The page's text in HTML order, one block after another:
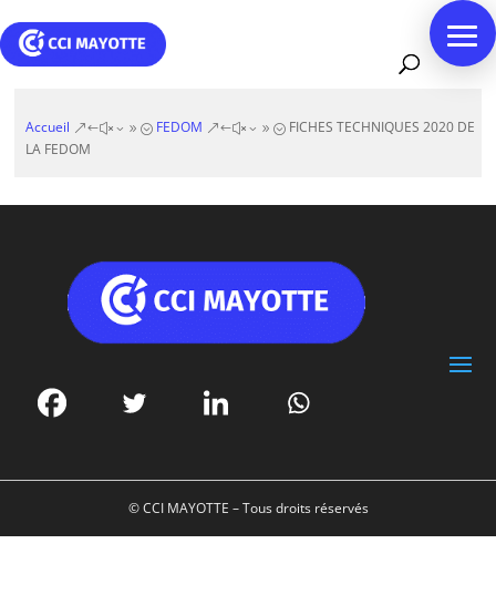
Accueil &#x39; FEDOM &#x39; FICHES TECHNIQUES 2020 DE
LA FEDOM
© CCI MAYOTTE – Tous droits réservés